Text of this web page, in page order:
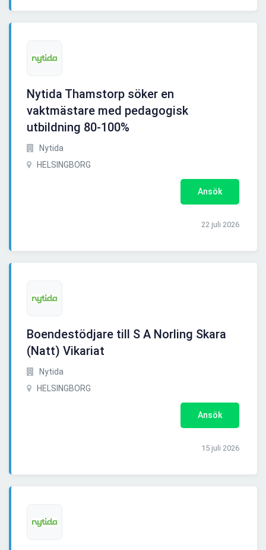
Nytida Thamstorp söker en
vaktmästare med pedagogisk
utbildning 80-100%
Nytida
HELSINGBORG
Ansök
22 juli 2026
Boendestödjare till S A Norling Skara
(Natt) Vikariat
Nytida
HELSINGBORG
Ansök
15 juli 2026